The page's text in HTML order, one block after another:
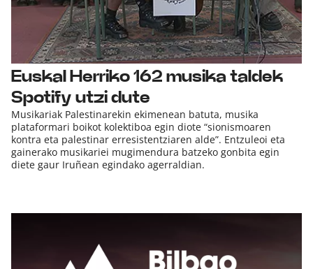
Euskal Herriko 162 musika taldek
Spotify utzi dute
Musikariak Palestinarekin ekimenean batuta, musika
plataformari boikot kolektiboa egin diote “sionismoaren
kontra eta palestinar erresistentziaren alde”. Entzuleoi eta
gainerako musikariei mugimendura batzeko gonbita egin
diete gaur Iruñean egindako agerraldian.